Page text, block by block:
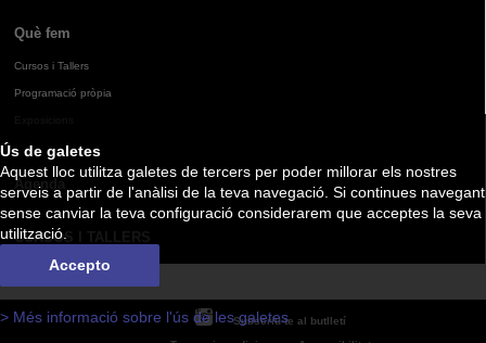
Ús de galetes
Aquest lloc utilitza galetes de tercers per poder millorar els nostres
serveis a partir de l'anàlisi de la teva navegació. Si continues navegant
sense canviar la teva configuració considerarem que acceptes la seva
utilització.
Accepto
> Més informació sobre l'ús de les galetes
Què fem
Cursos i Tallers
Programació pròpia
Agenda
CURSOS I TALLERS
Subscriu-te al butlletí